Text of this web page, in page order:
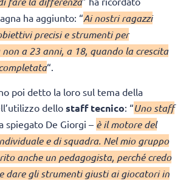
ha aggiunto: “Ai nostri ragazzi
precisi e strumenti per
a 23 anni, a 18, quando la crescita
“.
poi detto la loro sul tema della
dello staff tecnico: “Uno staff
spiegato De Giorgi – è il motore del
e di squadra. Nel mio gruppo
anche un pedagogista, perché credo
dare gli strumenti giusti ai giocatori in